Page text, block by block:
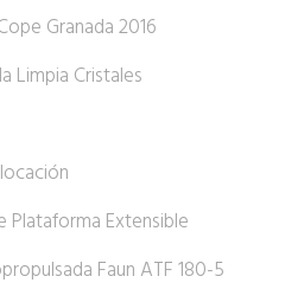
Granada 2016
Limpia Cristales
Plataforma Extensible
Faun ATF 180-5